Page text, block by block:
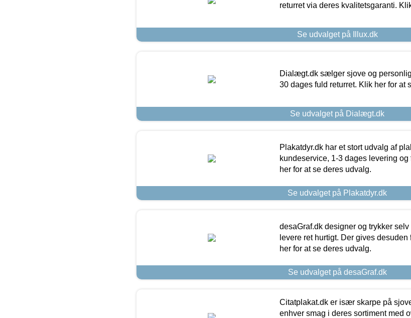
returret via deres kvalitetsgaranti.
Se udvalget på Illux.dk
Dialægt.dk sælger sjove og
30 dages fuld returret. Klik her for at
Se udvalget på Dialægt.dk
Plakatdyr.dk har et stort udvalg af
kundeservice, 1-3 dages levering
her for at se deres udvalg.
Se udvalget på Plakatdyr.dk
desaGraf.dk designer og trykker
levere ret hurtigt. Der gives
her for at se deres udvalg.
Se udvalget på desaGraf.dk
Citatplakat.dk er især skarpe på
enhver smag i deres sortiment med